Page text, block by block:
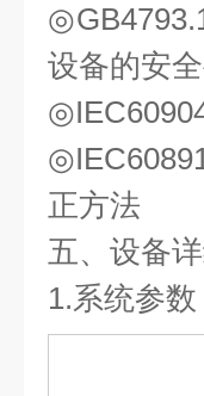
设备的安
正⽅法
五、设备
1.系统参数